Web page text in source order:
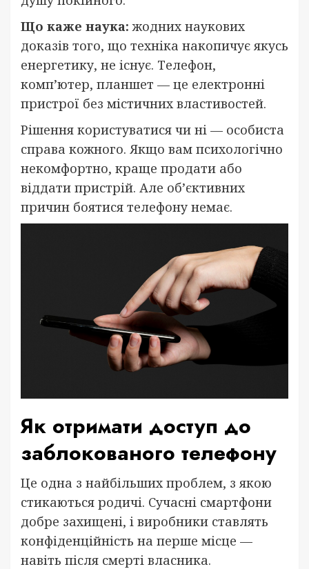
Що каже наука: жодних наукових
доказів того, що техніка накопичує якусь
енергетику, не існує. Телефон,
комп’ютер, планшет — це електронні
пристрої без містичних властивостей.
Рішення користуватися чи ні — особиста
справа кожного. Якщо вам психологічно
некомфортно, краще продати або
віддати пристрій. Але об’єктивних
причин боятися телефону немає.
Як отримати доступ до
заблокованого телефону
Це одна з найбільших проблем, з якою
стикаються родичі. Сучасні смартфони
добре захищені, і виробники ставлять
конфіденційність на перше місце —
навіть після смерті власника.